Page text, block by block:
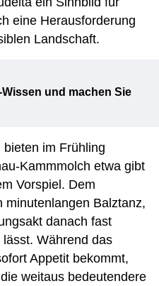
eine Herausforderung
Landschaft.
und machen Sie
im Frühling
Kammmolch etwa gibt
Vorspiel. Dem
minutenlangen Balztanz,
danach fast
Während das
Appetit bekommt,
weitaus bedeutendere